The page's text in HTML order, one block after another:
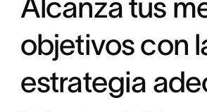
Alcanza tus
objetivos con
estrategia